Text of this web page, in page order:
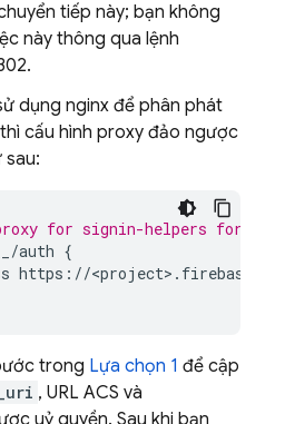
tiếp này; bạn không
này thông qua lệnh
dụng nginx để phân phát
cấu hình proxy đảo ngược
sau:
for signin-helpers for
auth {
https://
trong Lựa chọn 1 để cập
, URL ACS và
uỷ quyền. Sau khi bạn